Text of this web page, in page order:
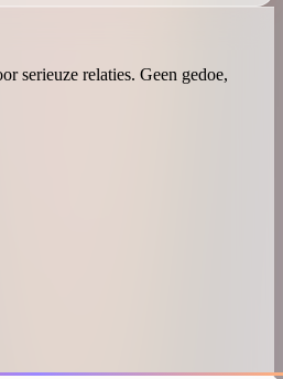
serieuze relaties. Geen gedoe,